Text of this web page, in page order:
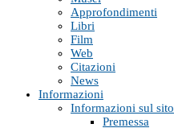
Approfondimenti
Libri
Film
Web
Citazioni
News
Informazioni
Informazioni sul sito
Premessa